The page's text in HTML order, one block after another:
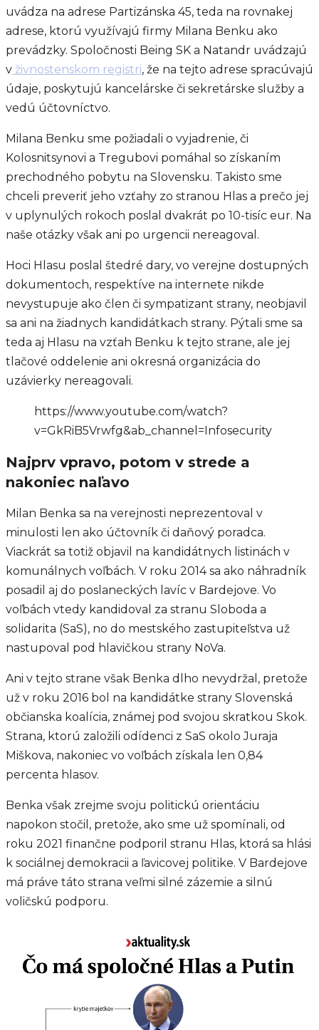
uvádza na adrese Partizánska 45, teda na rovnakej
adrese, ktorú využívajú firmy Milana Benku ako
prevádzky. Spoločnosti Being SK a Natandr uvádzajú
v živnostenskom registri, že na tejto adrese spracúvajú
údaje, poskytujú kancelárske či sekretárske služby a
vedú účtovníctvo.
Milana Benku sme požiadali o vyjadrenie, či
Kolosnitsynovi a Tregubovi pomáhal so získaním
prechodného pobytu na Slovensku. Takisto sme
chceli preveriť jeho vzťahy zo stranou Hlas a prečo jej
v uplynulých rokoch poslal dvakrát po 10-tisíc eur. Na
naše otázky však ani po urgencii nereagoval.
Hoci Hlasu poslal štedré dary, vo verejne dostupných
dokumentoch, respektíve na internete nikde
nevystupuje ako člen či sympatizant strany, neobjavil
sa ani na žiadnych kandidátkach strany. Pýtali sme sa
teda aj Hlasu na vzťah Benku k tejto strane, ale jej
tlačové oddelenie ani okresná organizácia do
uzávierky nereagovali.
https://www.youtube.com/watch?
v=GkRiB5Vrwfg&ab_channel=Infosecurity
Najprv vpravo, potom v strede a
nakoniec naľavo
Milan Benka sa na verejnosti neprezentoval v
minulosti len ako účtovník či daňový poradca.
Viackrát sa totiž objavil na kandidátnych listinách v
komunálnych voľbách. V roku 2014 sa ako náhradník
posadil aj do poslaneckých lavíc v Bardejove. Vo
voľbách vtedy kandidoval za stranu Sloboda a
solidarita (SaS), no do mestského zastupiteľstva už
nastupoval pod hlavičkou strany NoVa.
Ani v tejto strane však Benka dlho nevydržal, pretože
už v roku 2016 bol na kandidátke strany Slovenská
občianska koalícia, známej pod svojou skratkou Skok.
Strana, ktorú založili odídenci z SaS okolo Juraja
Miškova, nakoniec vo voľbách získala len 0,84
percenta hlasov.
Benka však zrejme svoju politickú orientáciu
napokon stočil, pretože, ako sme už spomínali, od
roku 2021 finančne podporil stranu Hlas, ktorá sa hlási
k sociálnej demokracii a ľavicovej politike. V Bardejove
má práve táto strana veľmi silné zázemie a silnú
voličskú podporu.